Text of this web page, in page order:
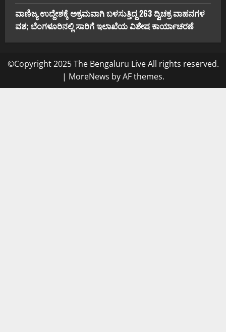
ವಾಣಿಜ್ಯ ಉದ್ದೇಶಕ್ಕೆ ಅಕ್ರಮವಾಗಿ ಬಳಸುತ್ತಿದ್ದ 263 ದ್ವಿಚಕ್ರ ವಾಹನಗಳ
ವಶ; ಬೆಂಗಳೂರಿನಲ್ಲಿ ಸಾರಿಗೆ ಇಲಾಖೆಯ ವಿಶೇಷ ಕಾರ್ಯಾಚರಣೆ
©Copyright 2025 The Bengaluru Live All rights reserved.
| MoreNews by AF themes.